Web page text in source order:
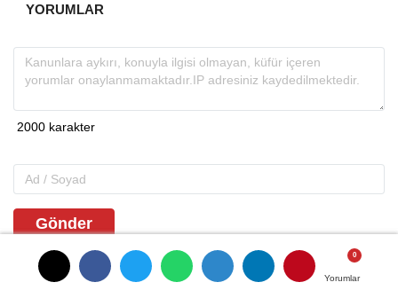
Yorumlar
Yorumlar
YORUMLAR
Gönder